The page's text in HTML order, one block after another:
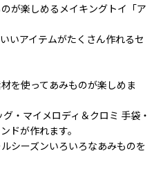
が楽しめるメイキングトイ「ア
いアイテムがたくさん作れるセ
を使ってあみものが楽しめま
・マイメロディ＆クロミ 手袋・
ドが作れます。
シーズンいろいろなあみものを